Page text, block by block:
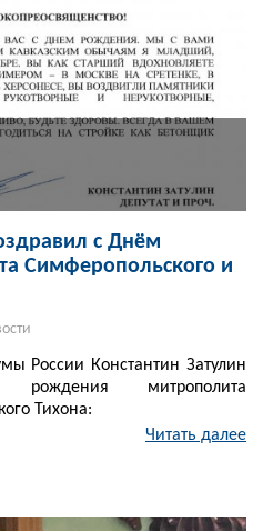
с Днём
Симферопольского и
России Константин Затулин
митрополита
Тихона:
Читать далее